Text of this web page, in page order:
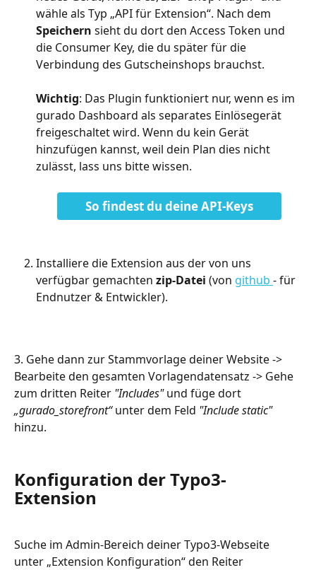
wähle als Typ „API für Extension“. Nach dem
Speichern sieht du dort den Access Token und
die Consumer Key, die du später für die
Verbindung des Gutscheinshops brauchst.
Wichtig: Das Plugin funktioniert nur, wenn es im
gurado Dashboard als separates Einlösegerät
freigeschaltet wird. Wenn du kein Gerät
hinzufügen kannst, weil dein Plan dies nicht
zulässt, lass uns bitte wissen.
So findest du deine API-Keys
Installiere die Extension aus der von uns
verfügbar gemachten zip-Datei (von github - für
Endnutzer & Entwickler).
3. Gehe dann zur Stammvorlage deiner Website ->
Bearbeite den gesamten Vorlagendatensatz -> Gehe
zum dritten Reiter "Includes" und füge dort
„gurado_storefront“ unter dem Feld "Include static"
hinzu.
Konfiguration der Typo3-
Extension
Suche im Admin-Bereich deiner Typo3-Webseite
unter „Extension Konfiguration“ den Reiter